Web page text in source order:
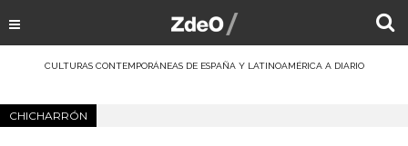
CULTURAS CONTEMPORÁNEAS DE ESPAÑA Y LATINOAMÉRICA A DIARIO
CHICHARRÓN